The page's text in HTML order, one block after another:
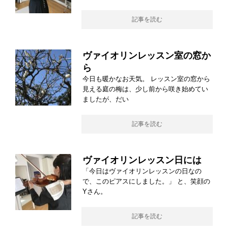
記事を読む
ヴァイオリンレッスン室の窓か
ら
今日も暖かなお天気。 レッスン室の窓から
見える庭の梅は、少し前から咲き始めてい
ましたが、だい
記事を読む
ヴァイオリンレッスン日には
「今日はヴァイオリンレッスンの日なの
で、このピアスにしました。」 と、笑顔の
Yさん。
記事を読む